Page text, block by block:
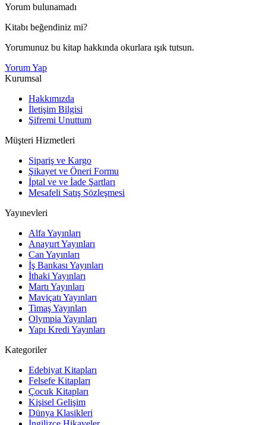
Yorum bulunamadı
Kitabı beğendiniz mi?
Yorumunuz bu kitap hakkında okurlara ışık tutsun.
Yorum Yap
Kurumsal
Hakkımızda
İletişim Bilgisi
Şifremi Unuttum
Müşteri Hizmetleri
Sipariş ve Kargo
Şikayet ve Öneri Formu
İptal ve ve İade Şartları
Mesafeli Satış Sözleşmesi
Yayınevleri
Alfa Yayınları
Anayurt Yayınları
Can Yayınları
İş Bankası Yayınları
İthaki Yayınları
Martı Yayınları
Maviçatı Yayınları
Timaş Yayınları
Olympia Yayınları
Yapı Kredi Yayınları
Kategoriler
Edebiyat Kitapları
Felsefe Kitapları
Çocuk Kitapları
Kişisel Gelişim
Dünya Klasikleri